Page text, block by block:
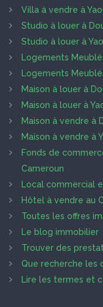
Villa à vendre à
Studio à louer à
Studio à louer à
Logements
Logements
Maison à louer à
Maison à louer à
Maison à vendre à
Maison à vendre à
Fonds de
Cameroun
Local commercial
Hôtel à vendre au
Toutes les offres
Le blog immobilier
Trouver des
Que recherche les
Lire les termes et